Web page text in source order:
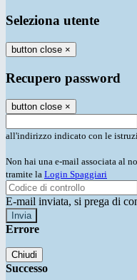
Seleziona utente
button close ×
Recupero password
button close ×
all'indirizzo indicato con le
Non hai una e-mail associata al
tramite la Login Spaggiari
E-mail inviata, si prega di
Errore
Chiudi
Successo